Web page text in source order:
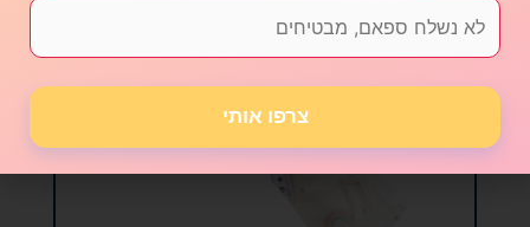
צרפו אותי